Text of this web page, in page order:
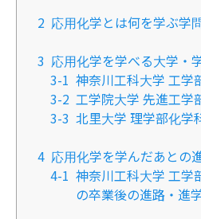
2 応用化学とは何を学ぶ学
3 応用化学を学べる大学・
3-1 神奈川工科大学 工学
3-2 工学院大学 先進工学
3-3 北里大学 理学部化学
4 応用化学を学んだあとの
4-1 神奈川工科大学 工学
の卒業後の進路・進